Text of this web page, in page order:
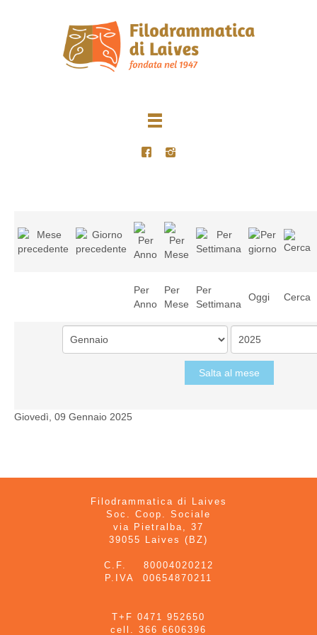
Per
Anno
Per
Mese
Per
Settimana
Oggi Cerca
Salta al mese
Giovedì, 09 Gennaio 2025
Filodrammatica di Laives
Soc. Coop. Sociale
via Pietralba, 37
39055 Laives (BZ)
C.F. 80004020212
P.IVA 00654870211
T+F 0471 952650
cell. 366 6606396